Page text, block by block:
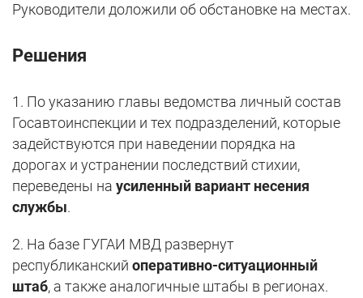
Руководители доложили об обстановке на местах.
Решения
1. По указанию главы ведомства личный состав
Госавтоинспекции и тех подразделений, которые
задействуются при наведении порядка на
дорогах и устранении последствий стихии,
переведены на усиленный вариант несения
службы.
2. На базе ГУГАИ МВД развернут
республиканский оперативно-ситуационный
штаб, а также аналогичные штабы в регионах.